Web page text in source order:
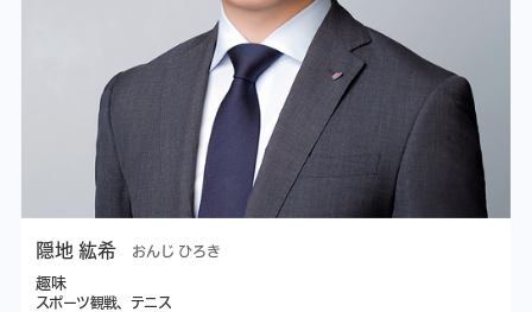
隠地 紘希 おんじ ひろき
趣味
スポーツ観戦、テニス